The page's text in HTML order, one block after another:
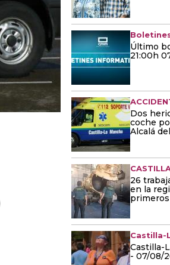
Último
21:00h
Dos
coche
Alcalá
26
en la
Castilla-
Castilla-
- 07/08/